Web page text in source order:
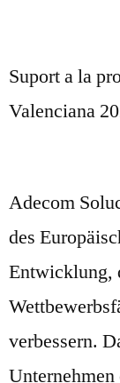
Suport a la
Valenciana
Adecom
des
Entwicklung,
verbessern.